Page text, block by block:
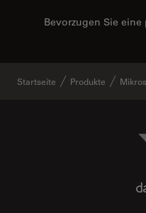
Bevorzugen Sie
Startseite Produkte